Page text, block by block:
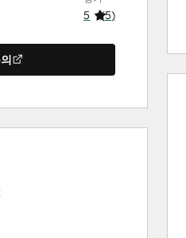
5 (5)